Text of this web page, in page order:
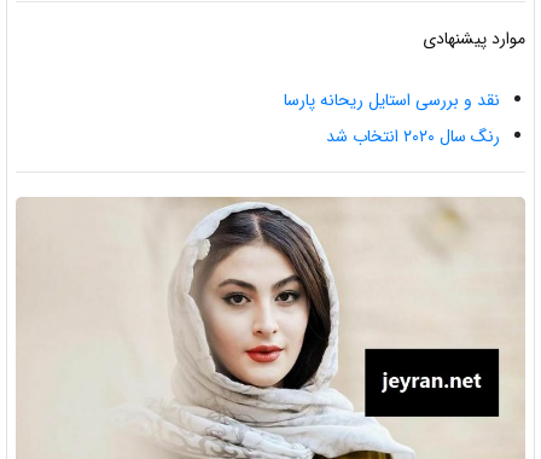
موارد پیشنهادی
نقد و بررسی استایل ریحانه پارسا
رنگ سال ۲۰۲۰ انتخاب شد